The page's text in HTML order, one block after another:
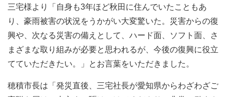
三宅様より「自身も3年ほど秋田に住んでいたこともあ
り、豪雨被害の状況をうかがい大変驚いた。災害からの復
興や、次なる災害の備えとして、ハード面、ソフト面、さ
まざまな取り組みが必要と思われるが、今後の復興に役立
てていただきたい。」とお言葉をいただきました。
穂積市長は「発災直後、三宅社長が愛知県からわざわざご